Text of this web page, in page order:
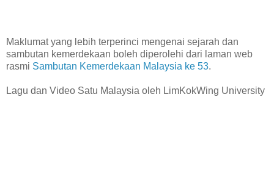
Maklumat yang lebih terperinci mengenai sejarah dan
sambutan kemerdekaan boleh diperolehi dari laman web
rasmi Sambutan Kemerdekaan Malaysia ke 53.
Lagu dan Video Satu Malaysia oleh LimKokWing University